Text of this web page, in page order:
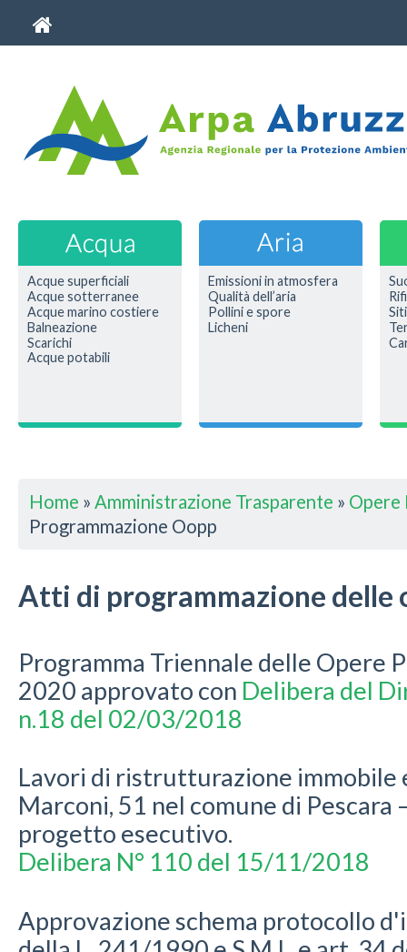
Acque superficiali
Acque sotterranee
Acque marino costiere
Balneazione
Scarichi
Acque potabili
Emissioni in atmosfera
Qualità dell’aria
Pollini e spore
Licheni
Home » Amministrazione Trasparente » Opere
Programmazione Oopp
Atti di programmazione delle
Programma Triennale delle Opere
2020 approvato con Delibera del
n.18 del 02/03/2018
Lavori di ristrutturazione immobile
Marconi, 51 nel comune di Pescara
progetto esecutivo.
Delibera N° 110 del 15/11/2018
Approvazione schema protocollo